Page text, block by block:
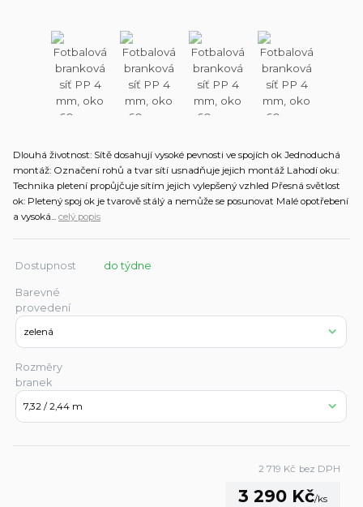
Dlouhá životnost: Sítě dosahují vysoké pevnosti ve spojích ok Jednoduchá
montáž: Označení rohů a tvar sítí usnadňuje jejich montáž Lahodí oku:
Technika pletení propůjčuje sítím jejich vylepšený vzhled Přesná světlost
ok: Pletený spoj ok je tvarově stálý a nemůže se posunovat Malé opotřebení
a vysoká... celý popis
Dostupnost do týdne
Barevné
provedení
Rozměry
branek
3 290 Kč/ks
2 719 Kč bez DPH